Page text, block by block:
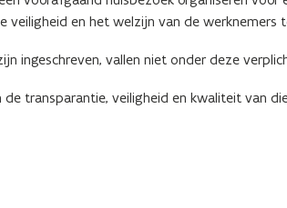
veiligheid en het welzijn van de werknemers
ingeschreven, vallen niet onder deze
transparantie, veiligheid en kwaliteit van